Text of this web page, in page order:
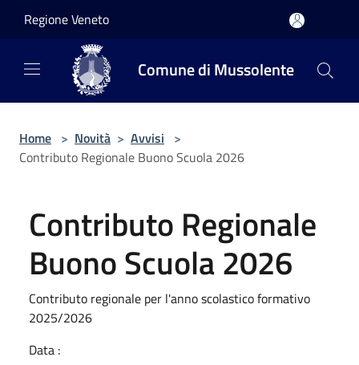
Regione Veneto
Comune di Mussolente
Home > Novità > Avvisi >
Contributo Regionale Buono Scuola 2026
Contributo Regionale
Buono Scuola 2026
Contributo regionale per l'anno scolastico formativo
2025/2026
Data :